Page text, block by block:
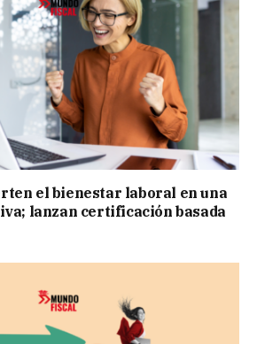
el bienestar laboral en una
lanzan certificación basada